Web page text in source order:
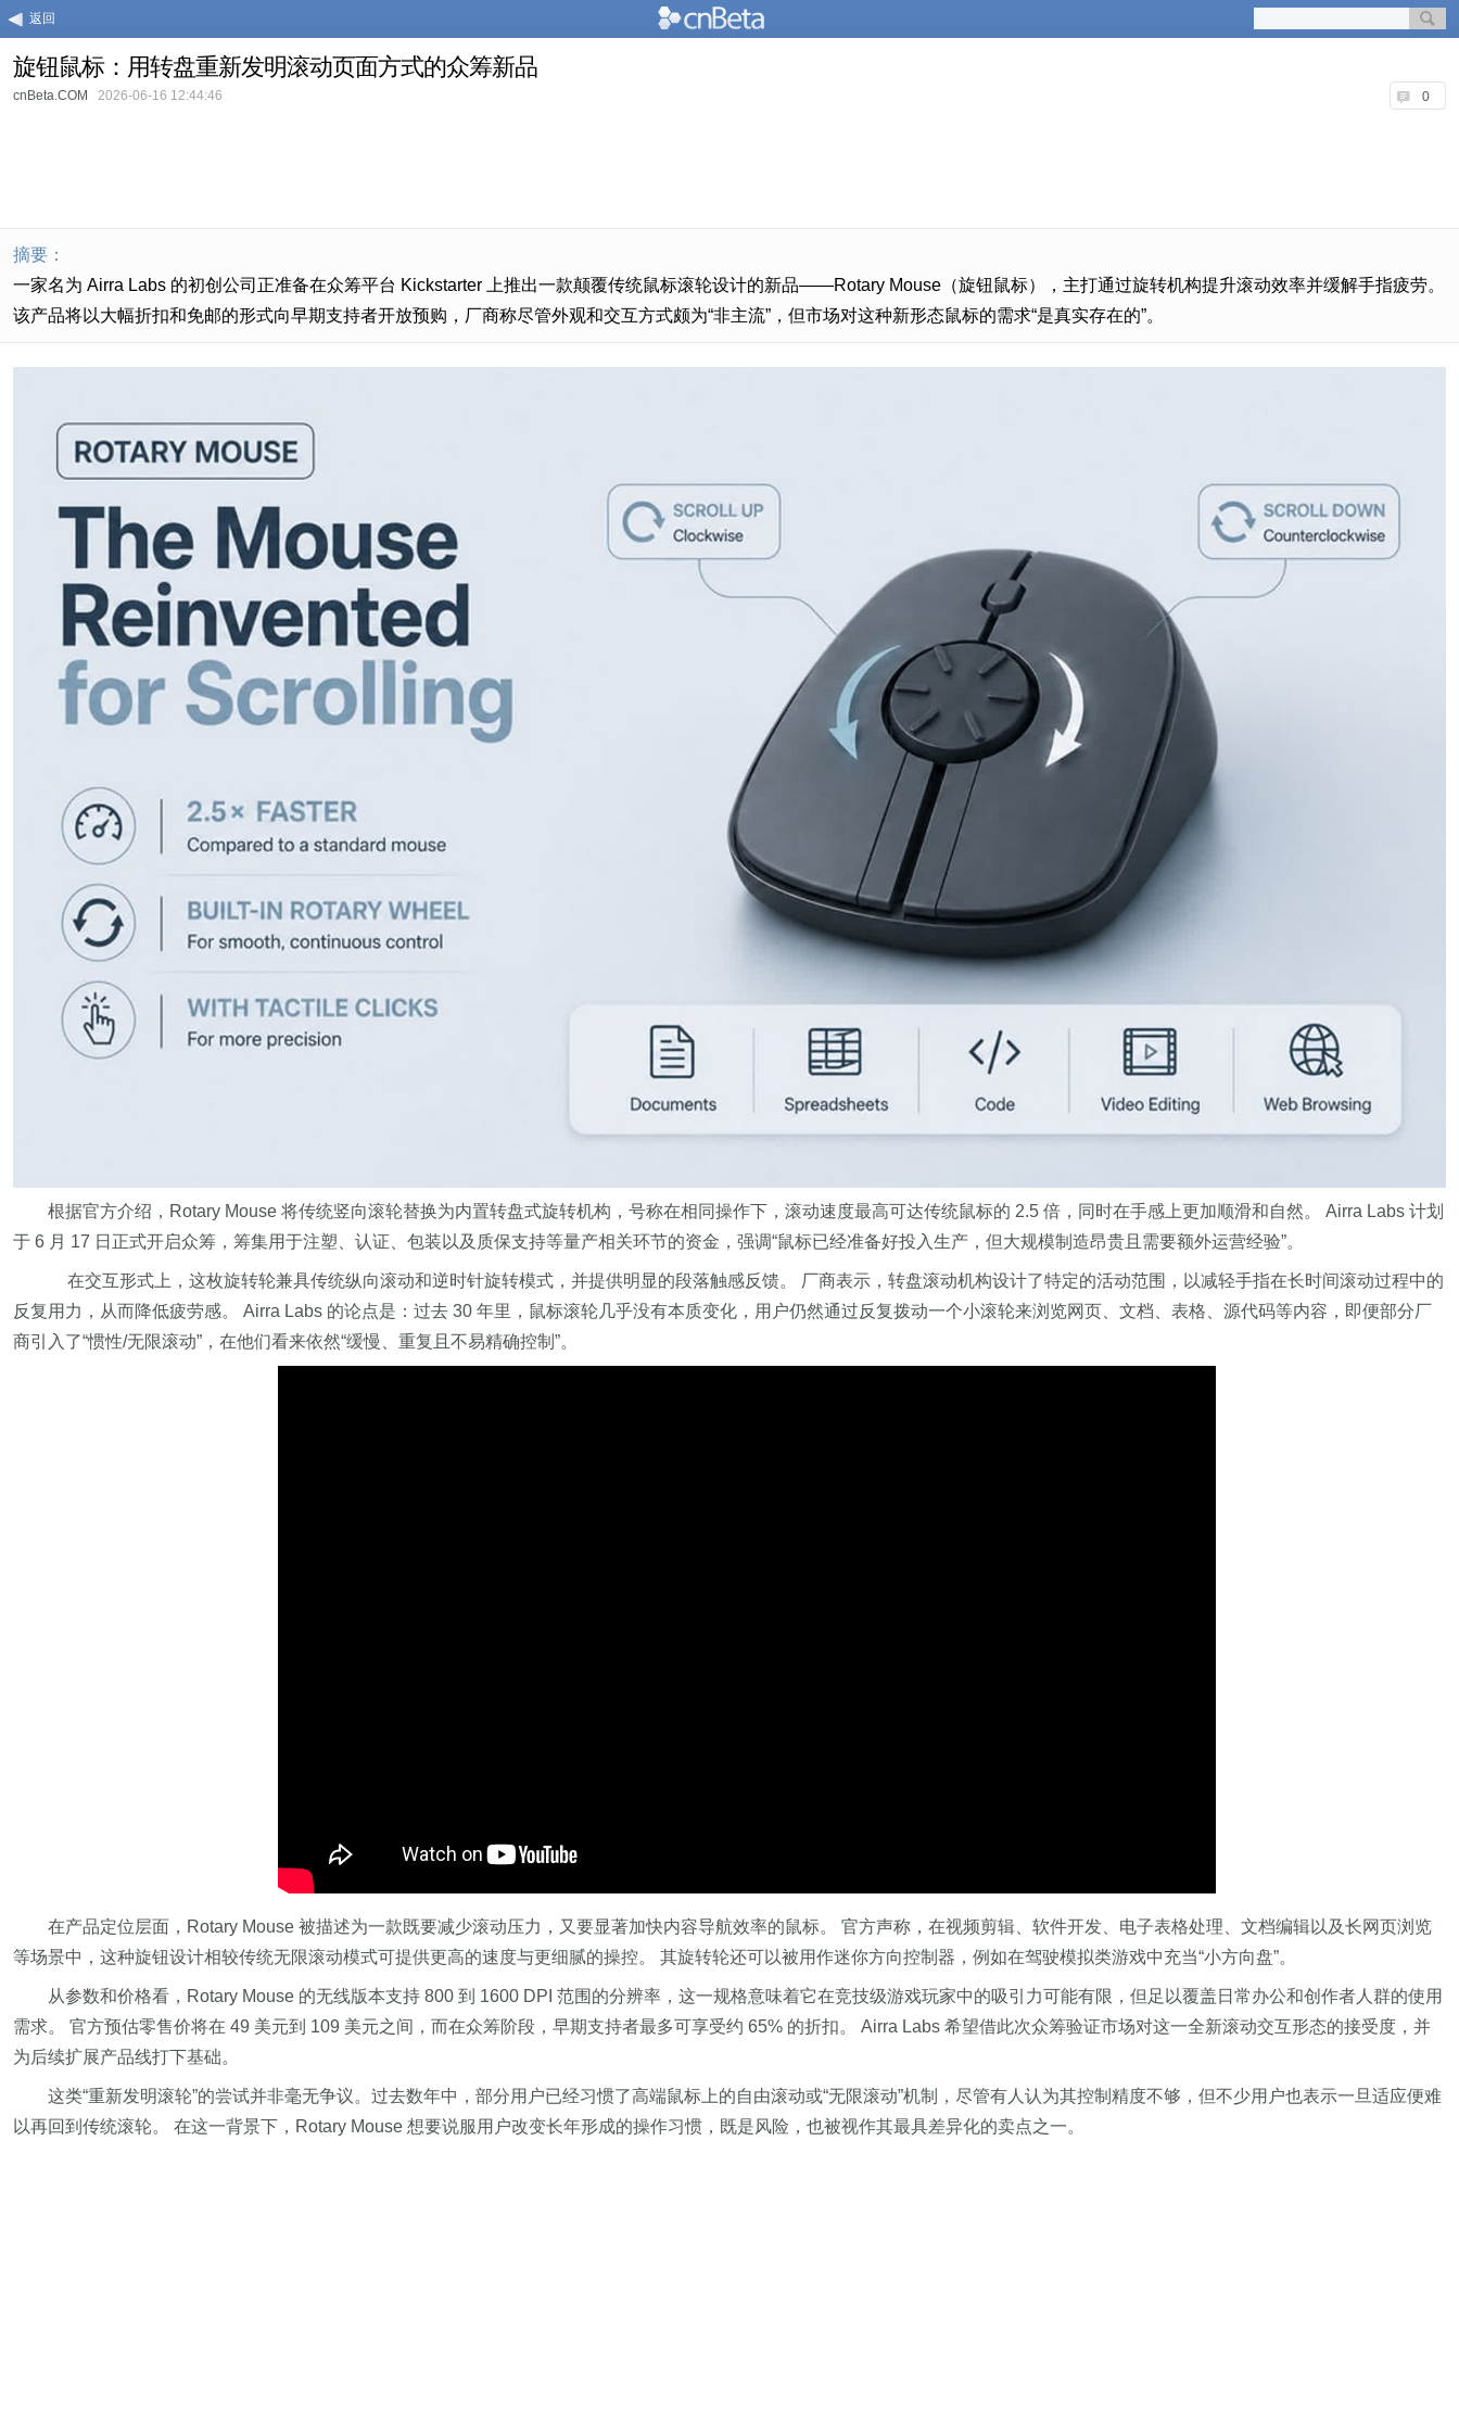
返回
旋钮鼠标：用转盘重新发明滚动页面方式的众筹新品
0
cnBeta.COM 2026-06-16 12:44:46
摘要：
一家名为 Airra Labs 的初创公司正准备在众筹平台 Kickstarter 上推出一款颠覆传统鼠标滚轮设计的新品——Rotary Mouse（旋钮鼠标），主打通过旋转机构提升滚动效率并缓解手指疲劳。
该产品将以大幅折扣和免邮的形式向早期支持者开放预购，厂商称尽管外观和交互方式颇为“非主流”，但市场对这种新形态鼠标的需求“是真实存在的”。
根据官方介绍，Rotary Mouse 将传统竖向滚轮替换为内置转盘式旋转机构，号称在相同操作下，滚动速度最高可达传统鼠标的 2.5 倍，同时在手感上更加顺滑和自然。 Airra Labs 计划
于 6 月 17 日正式开启众筹，筹集用于注塑、认证、包装以及质保支持等量产相关环节的资金，强调“鼠标已经准备好投入生产，但大规模制造昂贵且需要额外运营经验”。
在交互形式上，这枚旋转轮兼具传统纵向滚动和逆时针旋转模式，并提供明显的段落触感反馈。 厂商表示，转盘滚动机构设计了特定的活动范围，以减轻手指在长时间滚动过程中的
反复用力，从而降低疲劳感。 Airra Labs 的论点是：过去 30 年里，鼠标滚轮几乎没有本质变化，用户仍然通过反复拨动一个小滚轮来浏览网页、文档、表格、源代码等内容，即便部分厂
商引入了“惯性/无限滚动”，在他们看来依然“缓慢、重复且不易精确控制”。
在产品定位层面，Rotary Mouse 被描述为一款既要减少滚动压力，又要显著加快内容导航效率的鼠标。 官方声称，在视频剪辑、软件开发、电子表格处理、文档编辑以及长网页浏览
等场景中，这种旋钮设计相较传统无限滚动模式可提供更高的速度与更细腻的操控。 其旋转轮还可以被用作迷你方向控制器，例如在驾驶模拟类游戏中充当“小方向盘”。
从参数和价格看，Rotary Mouse 的无线版本支持 800 到 1600 DPI 范围的分辨率，这一规格意味着它在竞技级游戏玩家中的吸引力可能有限，但足以覆盖日常办公和创作者人群的使用
需求。 官方预估零售价将在 49 美元到 109 美元之间，而在众筹阶段，早期支持者最多可享受约 65% 的折扣。 Airra Labs 希望借此次众筹验证市场对这一全新滚动交互形态的接受度，并
为后续扩展产品线打下基础。
这类“重新发明滚轮”的尝试并非毫无争议。过去数年中，部分用户已经习惯了高端鼠标上的自由滚动或“无限滚动”机制，尽管有人认为其控制精度不够，但不少用户也表示一旦适应便难
以再回到传统滚轮。 在这一背景下，Rotary Mouse 想要说服用户改变长年形成的操作习惯，既是风险，也被视作其最具差异化的卖点之一。